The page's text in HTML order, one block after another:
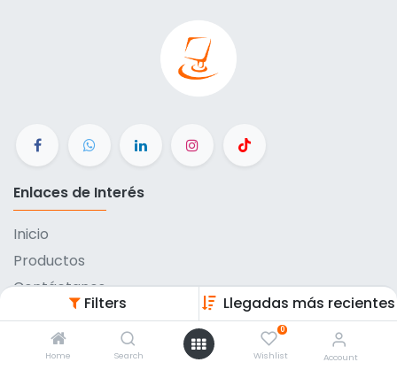
Filters Llegadas más recientes
Home Search
0
Wishlist Account
Enlaces de Interés
Inicio
Productos
Contáctanos
Métodos de pago
Eventos